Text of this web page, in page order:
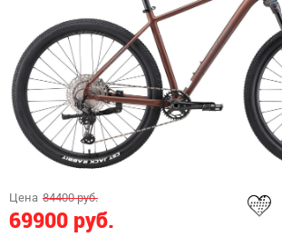
Цена 84400 руб.
69900 руб.